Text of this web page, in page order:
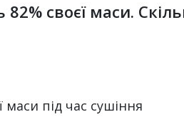
своєї маси.
маси під час сушіння